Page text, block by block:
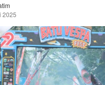
2025